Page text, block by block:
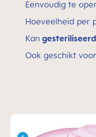
Eenvoudig te
Hoeveelheid per
Kan gesteriliseerd
Ook geschikt